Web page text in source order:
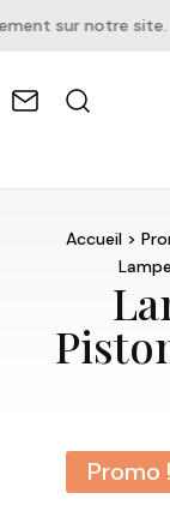
sur notre
Accueil>
Promo !